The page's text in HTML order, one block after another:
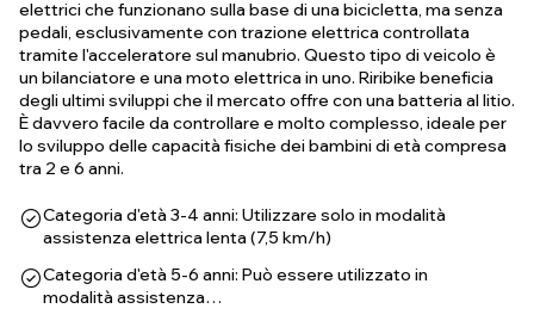
elettrici che funzionano sulla base di una bicicletta, ma senza
pedali, esclusivamente con trazione elettrica controllata
tramite l'acceleratore sul manubrio. Questo tipo di veicolo è
un bilanciatore e una moto elettrica in uno. Riribike beneficia
degli ultimi sviluppi che il mercato offre con una batteria al litio.
È davvero facile da controllare e molto complesso, ideale per
lo sviluppo delle capacità fisiche dei bambini di età compresa
tra 2 e 6 anni.
Categoria d'età 3-4 anni: Utilizzare solo in modalità
assistenza elettrica lenta (7,5 km/h)
Categoria d'età 5-6 anni: Può essere utilizzato in
modalità assistenza…